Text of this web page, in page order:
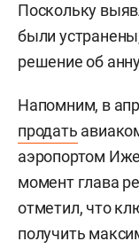
Поскольку
были
решение об
Напомним, в
продать
аэропортом
момент глава
отметил, что
получить